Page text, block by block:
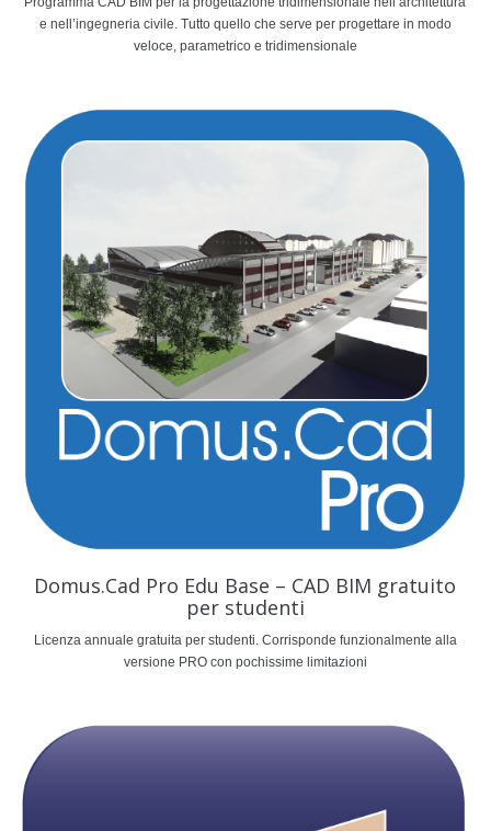
e nell’ingegneria civile. Tutto quello che serve per progettare in modo
veloce, parametrico e tridimensionale
Domus.Cad Pro Edu Base – CAD BIM gratuito
per studenti
Licenza annuale gratuita per studenti. Corrisponde funzionalmente alla
versione PRO con pochissime limitazioni